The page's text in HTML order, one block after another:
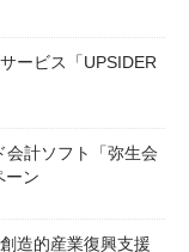
ービス「UPSIDER
会計ソフト「弥生会
ーン
造的産業復興支援